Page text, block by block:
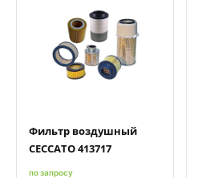
Быстрый просмотрДобавить к сравнению
Добавить в избранное
Фильтр воздушный
CECCATO 413717
по запросу